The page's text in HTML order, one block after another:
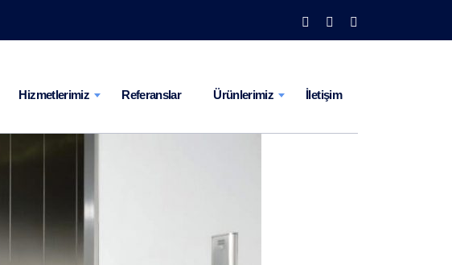
Hizmetlerimiz Referanslar Ürünlerimiz İletişim